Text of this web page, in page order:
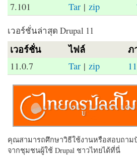
7.101 Tar |zip
เวอร์ชั่นล่าสุด Drupal 11
เวอร์ชั่น ไฟล์ ภ
11.0.7 Tar | zip
คุณสามารถศึกษาวิธีใช้งานหรือสอบถาม
จากชุมชนผู้ใช้ Drupal ชาวไทยได้ที่นี่